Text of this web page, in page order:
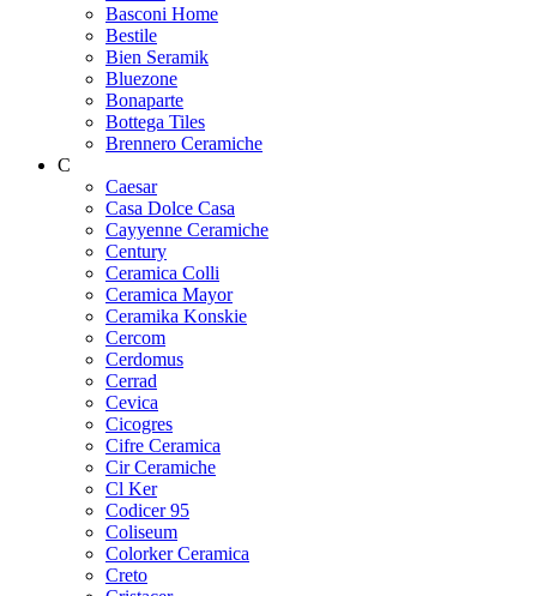
Basconi Home
Bestile
Bien Seramik
Bluezone
Bonaparte
Bottega Tiles
Brennero Ceramiche
C
Caesar
Casa Dolce Casa
Cayyenne Ceramiche
Century
Ceramica Colli
Ceramica Mayor
Ceramika Konskie
Cercom
Cerdomus
Cerrad
Cevica
Cicogres
Cifre Ceramica
Cir Ceramiche
Cl Ker
Codicer 95
Coliseum
Colorker Ceramica
Creto